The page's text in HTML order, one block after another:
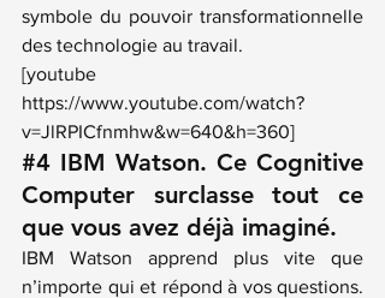
symbole du pouvoir transformationnelle
des technologie au travail.
[youtube
https://www.youtube.com/watch?
v=JlRPICfnmhw&w=640&h=360]
#4 IBM Watson. Ce Cognitive
Computer surclasse tout ce
que vous avez déjà imaginé.
IBM Watson apprend plus vite que
n’importe qui et répond à vos questions.